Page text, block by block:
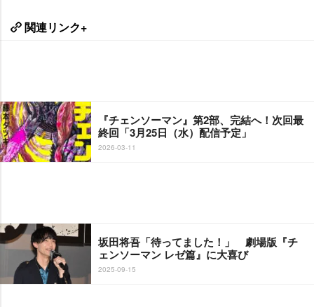
関連リンク+
『チェンソーマン』第2部、完結へ！次回最
終回「3月25日（水）配信予定」
2026-03-11
坂田将吾「待ってました！」 劇場版『チ
ェンソーマン レゼ篇』に大喜び
2025-09-15